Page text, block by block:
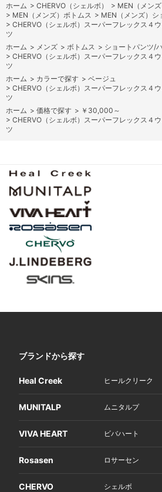
ホーム > CHERVO（シェルボ） > MEN（メンズ
> MEN（メンズ）ボトムス > MEN（メンズ）シ
> CHERVO（シェルボ）スーパーフレックス４
ツ
ホーム > メンズ > ボトムス > ショートパンツ/
> CHERVO（シェルボ）スーパーフレックス４
ツ
ホーム > カラーで探す > ベージュ
> CHERVO（シェルボ）スーパーフレックス４
ツ
ホーム > 価格で探す > ￥30,000～
> CHERVO（シェルボ）スーパーフレックス４
ツ
ブランドから探す
Heal Creek ヒールクリーク
MUNITALP ムニタルプ
VIVA HEART ビバハート
Rosasen ロサーセン
CHERVO シェルボ